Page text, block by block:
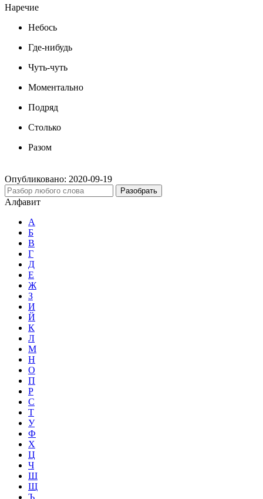
Наречие
Небось
Где-нибудь
Чуть-чуть
Моментально
Подряд
Столько
Разом
Опубликовано: 2020-09-19
Разобрать
Алфавит
А
Б
В
Г
Д
Е
Ж
З
И
Й
К
Л
М
Н
О
П
Р
С
Т
У
Ф
Х
Ц
Ч
Ш
Щ
Ъ